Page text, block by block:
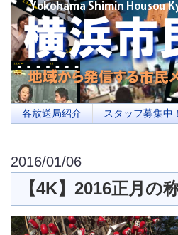
横浜の地域メディア、地域・市民・放送
を目指します
各放送局紹介 スタッフ募集中！
2016/01/06
【4K】2016正月の